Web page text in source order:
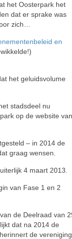
het Oosterpark het
dat er sprake was
zich…
en
het geluidsvolume
stadsdeel nu
op de website van
– in 2014 de
graag wensen.
4 maart 2013.
van Fase 1 en 2
de Deelraad van
dat na 2014 de
de vereniging